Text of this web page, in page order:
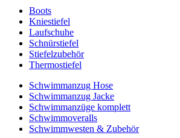
Boots
Kniestiefel
Laufschuhe
Schnürstiefel
Stiefelzubehör
Thermostiefel
Schwimmanzug Hose
Schwimmanzug Jacke
Schwimmanzüge komplett
Schwimmoveralls
Schwimmwesten & Zubehör